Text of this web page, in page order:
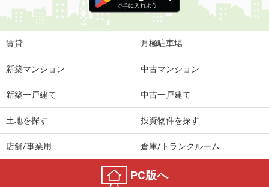
賃貸 月極駐車場
新築マンション 中古マンション
新築一戸建て 中古一戸建て
土地を探す 投資物件を探す
店舗/事業用 倉庫/トランクルーム
PC版へ